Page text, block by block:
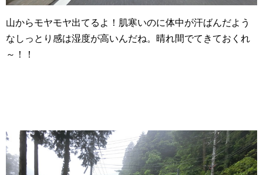
山からモヤモヤ出てるよ！肌寒いのに体中が汗ばんだよう
なしっとり感は湿度が高いんだね。晴れ間でてきておくれ
～！！